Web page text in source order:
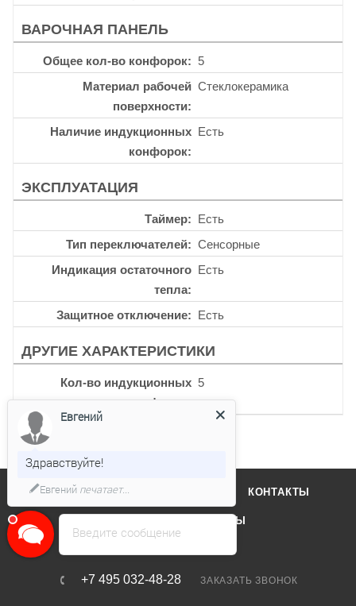
ВАРОЧНАЯ ПАНЕЛЬ
Общее кол-во конфорок
5
Материал рабочей
поверхности
Стеклокерамика
Наличие индукционных
конфорок
Есть
ЭКСПЛУАТАЦИЯ
Таймер
Есть
Тип переключателей
Сенсорные
Индикация остаточного
тепла
Есть
Защитное отключение Есть
ДРУГИЕ ХАРАКТЕРИСТИКИ
Кол-во индукционных
конфорок
5
О КОМПАНИИ КОНТАКТЫ
БРЕНДЫ
+7 495 032-48-28 ЗАКАЗАТЬ ЗВОНОК
Введите сообщение
Евгений
Здравствуйте!
Евгенийпечатает...